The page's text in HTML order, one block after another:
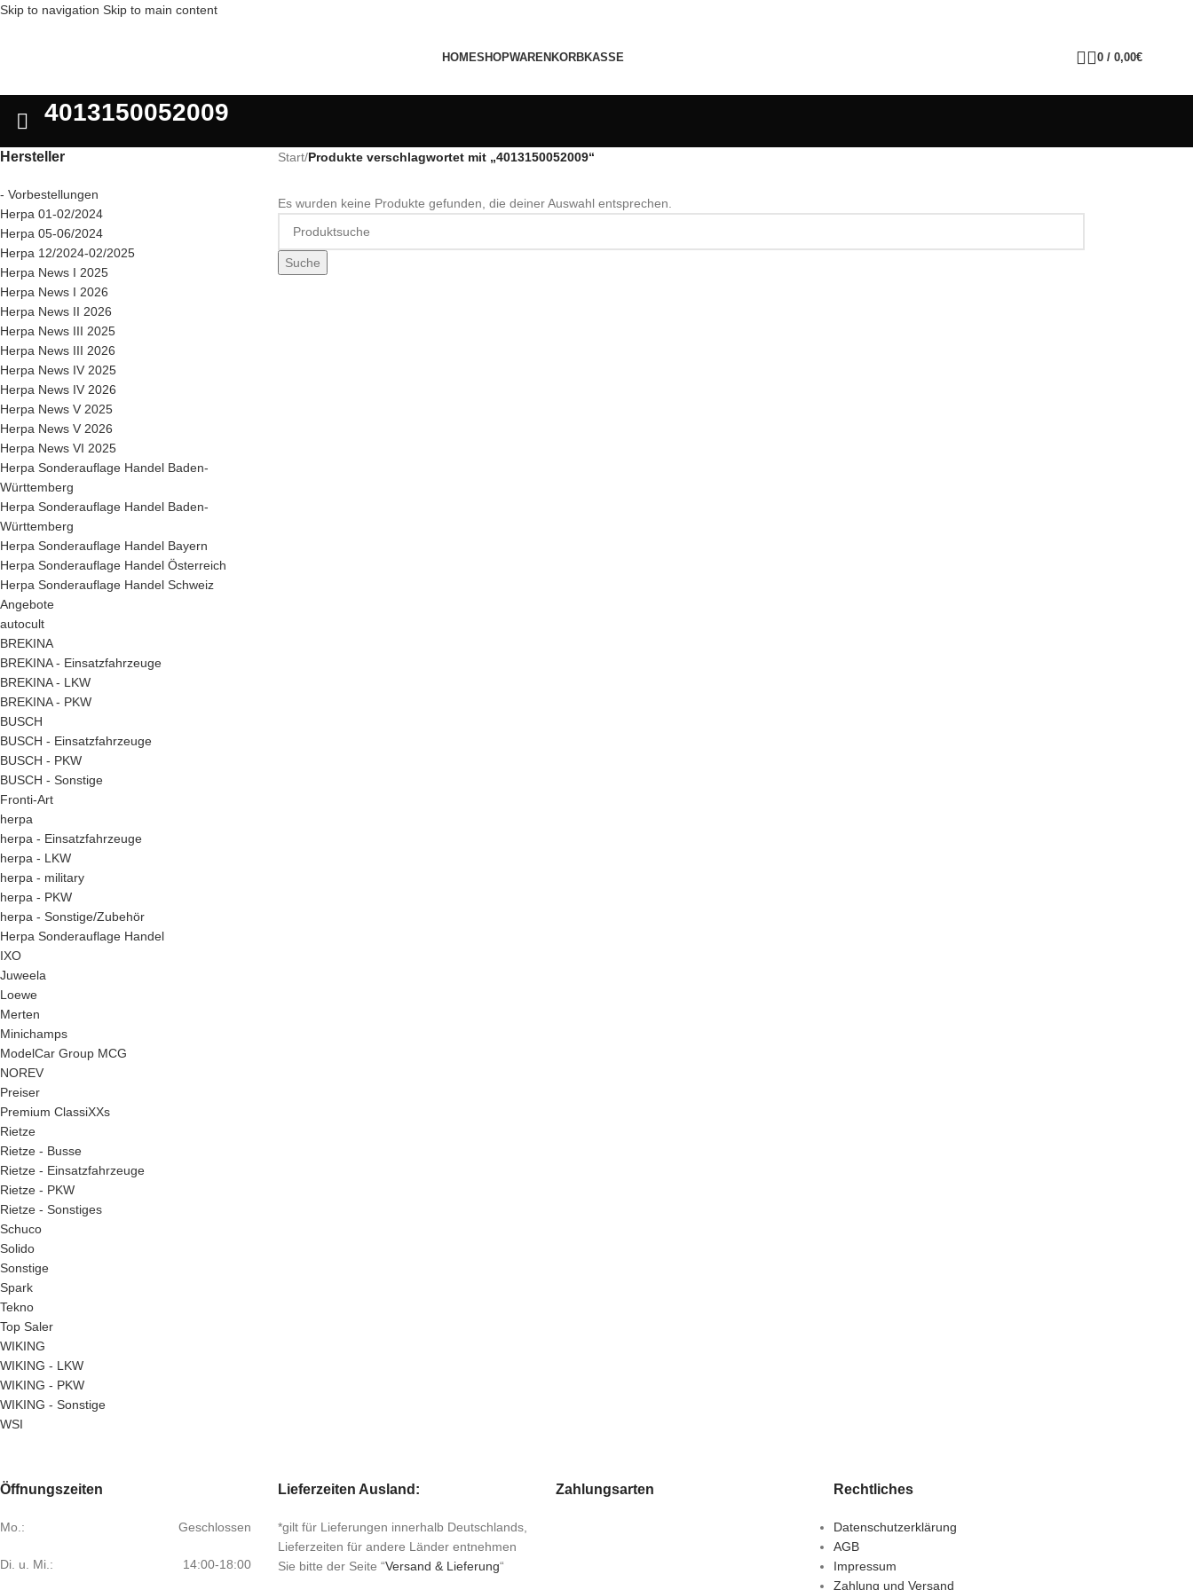
Skip to navigation Skip to main content
HOMESHOPWARENKORBKASSE 0 / 0,00€
4013150052009
Hersteller
- Vorbestellungen
Herpa 01-02/2024
Herpa 05-06/2024
Herpa 12/2024-02/2025
Herpa News I 2025
Herpa News I 2026
Herpa News II 2026
Herpa News III 2025
Herpa News III 2026
Herpa News IV 2025
Herpa News IV 2026
Herpa News V 2025
Herpa News V 2026
Herpa News VI 2025
Herpa Sonderauflage Handel Baden-
Württemberg
Herpa Sonderauflage Handel Baden-
Württemberg
Herpa Sonderauflage Handel Bayern
Herpa Sonderauflage Handel Österreich
Herpa Sonderauflage Handel Schweiz
Angebote
autocult
BREKINA
BREKINA - Einsatzfahrzeuge
BREKINA - LKW
BREKINA - PKW
BUSCH
BUSCH - Einsatzfahrzeuge
BUSCH - PKW
BUSCH - Sonstige
Fronti-Art
herpa
herpa - Einsatzfahrzeuge
herpa - LKW
herpa - military
herpa - PKW
herpa - Sonstige/Zubehör
Herpa Sonderauflage Handel
IXO
Juweela
Loewe
Merten
Minichamps
ModelCar Group MCG
NOREV
Preiser
Premium ClassiXXs
Rietze
Rietze - Busse
Rietze - Einsatzfahrzeuge
Rietze - PKW
Rietze - Sonstiges
Schuco
Solido
Sonstige
Spark
Tekno
Top Saler
WIKING
WIKING - LKW
WIKING - PKW
WIKING - Sonstige
WSI
Start/Produkte verschlagwortet mit „4013150052009“
Es wurden keine Produkte gefunden, die deiner Auswahl entsprechen.
Suche
Öffnungszeiten
Mo.: Geschlossen
Di. u. Mi.: 14:00-18:00
Lieferzeiten Ausland:
*gilt für Lieferungen innerhalb Deutschlands,
Lieferzeiten für andere Länder entnehmen
Sie bitte der Seite “Versand & Lieferung“
Zahlungsarten Rechtliches
Datenschutzerklärung
AGB
Impressum
Zahlung und Versand